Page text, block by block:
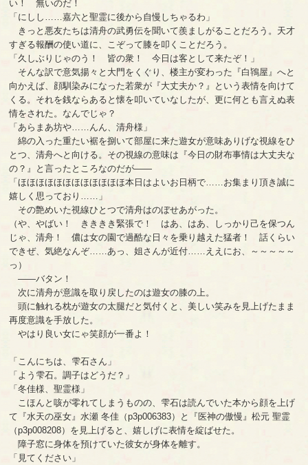
い！ 無いのだ！
「にしし……嘉六と聖霊に後から自慢しちゃるわ」
きっと悪友たちは清舟の武勇伝を聞いて羨ましがることだろう。天才
すぎる報酬の使い道に、こぞって膝を叩くことだろう。
「久しぶりじゃのう！ 皆の衆！ 今日は客として来たぞ！」
そんな訳で意気揚々と大門をくぐり、楼主が変わった『白鴇屋』へと
向かえば、顔馴染みになった若衆が『大丈夫か？』という表情を向けて
くる。それを銭ならあると懐を叩いていなしたが、更に何とも言えぬ表
情をされた。なんでじゃ？
「あらまあ坊や……んん、清舟様」
綿の入った重たい裾を捌いて部屋に来た遊女が意味ありげな視線をひ
とつ、清舟へと向ける。その視線の意味は『今日の財布事情は大丈夫な
の？』と言ったところなのだが――
「ほほほほほほほほほほほほ本日はよいお日柄で……お集まり頂き誠に
嬉しく思っており……」
その艶めいた視線ひとつで清舟はのぼせあがった。
（や、やばい！ きききき緊張で！ はあ、はあ、しっかり己を保つん
じゃ、清舟！ 儂は女の園で過酷な日々を乗り越えた猛者！ 話くらい
できぜ、気絶なんぞ……あっ、姐さんが近付……ええにお、～～～～～
っ）
――バタン！
次に清舟が意識を取り戻したのは遊女の膝の上。
頭に触れる枕が遊女の太腿だと気付くと、美しい笑みを見上げたまま
再度意識を手放した。
やはり良い女にゃ笑顔が一番よ！
「こんにちは、雫石さん」
「よう雫石。調子はどうだ？」
「冬佳様、聖霊様」
こほんと咳が零れてしまうものの、雫石は読んでいた本から顔を上げ
て『水天の巫女』水瀬 冬佳（p3p006383）と『医神の傲慢』松元 聖霊
（p3p008208）を見上げると、嬉しげに表情を綻ばせた。
障子窓に身体を預けていた彼女が身体を離す。
「見てください」